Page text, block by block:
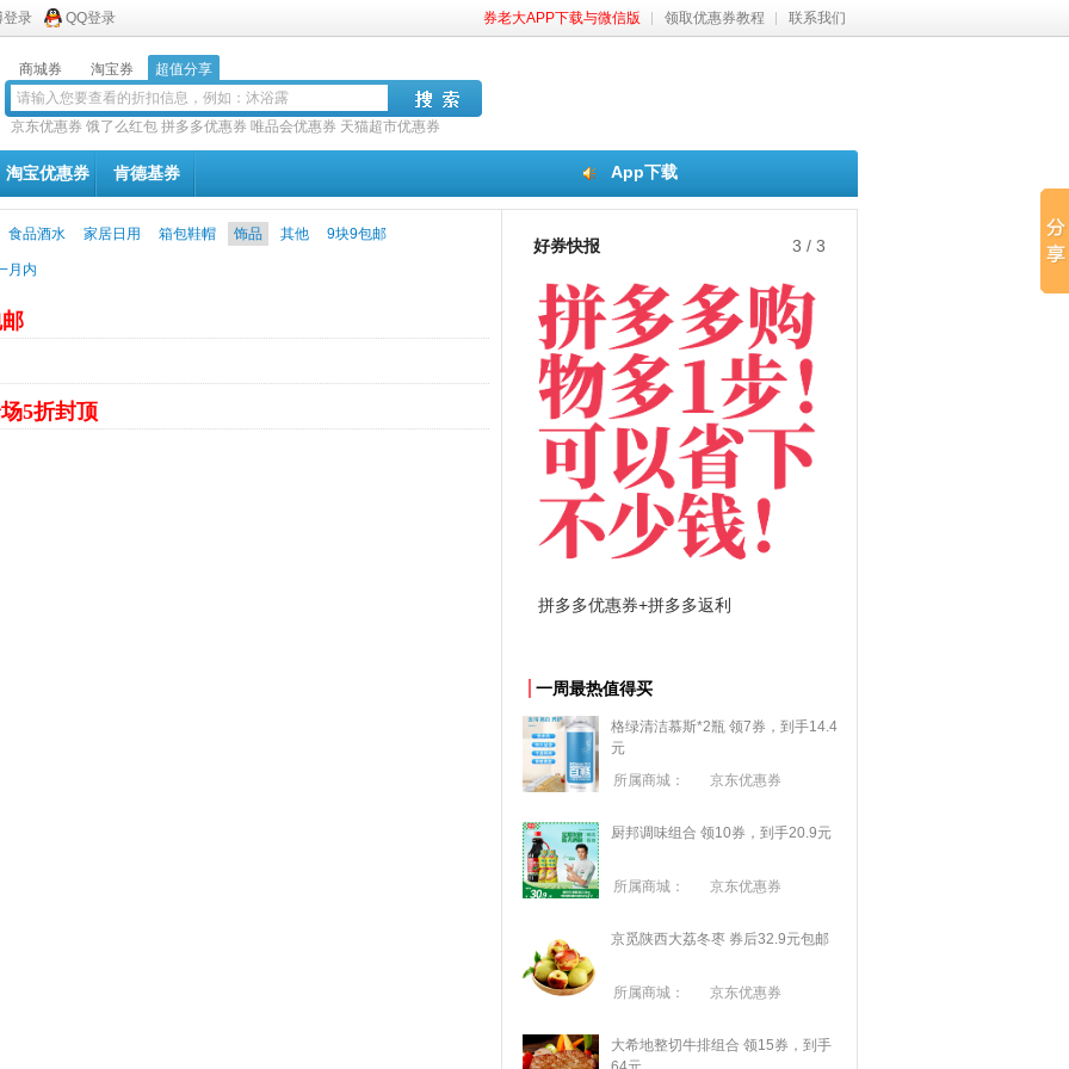
登录 QQ登录 券老大APP下载与微信版 领取优惠券教程 联系我们
商城券 淘宝券 超值分享
京东优惠券 饿了么红包 拼多多优惠券 唯品会优惠券 天猫超市优惠券
App下载
淘宝优惠券 肯德基券
食品酒水 家居日用 箱包鞋帽 饰品 其他 9块9包邮
月内
5折封顶
好券快报 3 / 3
拼多多优惠券+拼多多返利
一周最热值得买
格绿清洁慕斯*2瓶 领7券，到手14.4
元
所属商城：
京东优惠券
厨邦调味组合 领10券，到手20.9元
所属商城： 京东优惠券
京觅陕西大荔冬枣 券后32.9元包邮
所属商城： 京东优惠券
大希地整切牛排组合 领15券，到手